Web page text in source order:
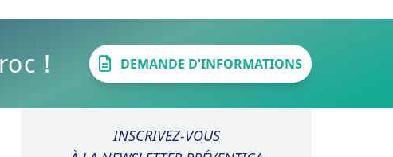
! DEMANDE D'INFORMATIONS
INSCRIVEZ-VOUS